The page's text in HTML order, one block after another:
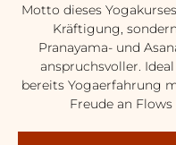
Motto dieses
Kräftigung,
Pranayama- und
anspruchsvoller.
bereits Yogaerfahrung
Freude an Flows